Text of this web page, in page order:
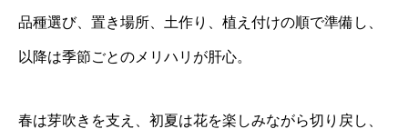
品種選び、置き場所、土作り、植え付けの順で準備し、
以降は季節ごとのメリハリが肝心。
春は芽吹きを支え、初夏は花を楽しみながら切り戻し、